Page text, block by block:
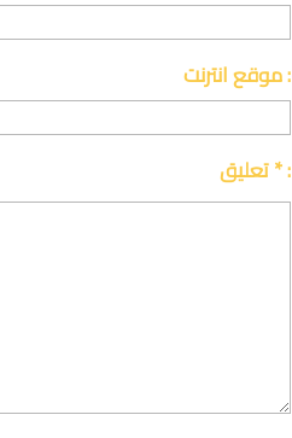
موقع انترنت :
تعليق * :